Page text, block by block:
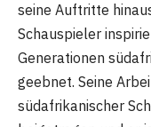
seine Auftritte
Schauspieler
Generationen
geebnet. Seine
südafrikanischer